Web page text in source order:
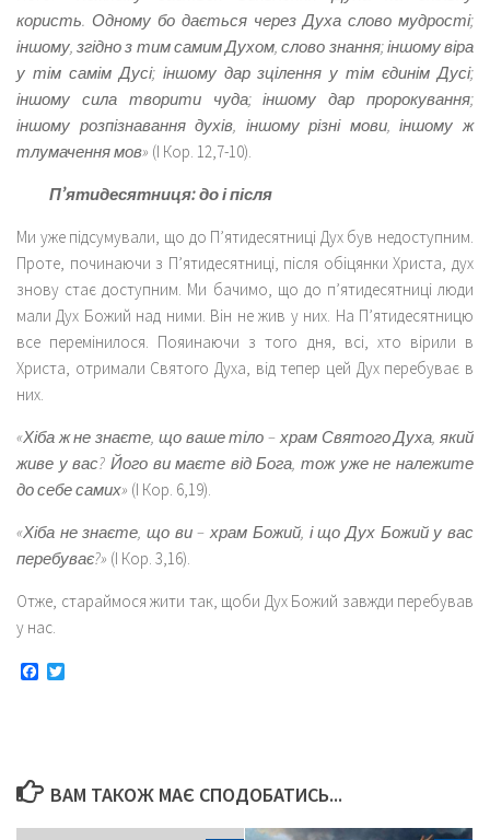
користь. Одному бо дається через Духа слово мудрості;
іншому, згідно з тим самим Духом, слово знання; іншому віра
у тім самім Дусі; іншому дар зцілення у тім єдинім Дусі;
іншому сила творити чуда; іншому дар пророкування;
іншому розпізнавання духів, іншому різні мови, іншому ж
тлумачення мов» (І Кор. 12,7-10).
П’ятидесятниця: до і після
Ми уже підсумували, що до П’ятидесятниці Дух був недоступним.
Проте, починаючи з П’ятидесятниці, після обіцянки Христа, дух
знову стає доступним. Ми бачимо, що до п’ятидесятниці люди
мали Дух Божий над ними. Він не жив у них. На П’ятидесятницю
все перемінилося. Пояинаючи з того дня, всі, хто вірили в
Христа, отримали Святого Духа, від тепер цей Дух перебуває в
них.
«Хіба ж не знаєте, що ваше тіло – храм Святого Духа, який
живе у вас? Його ви маєте від Бога, тож уже не належите
до себе самих» (І Кор. 6,19).
«Хіба не знаєте, що ви – храм Божий, і що Дух Божий у вас
перебуває?» (І Кор. 3,16).
Отже, стараймося жити так, щоби Дух Божий завжди перебував
у нас.
Facebook
ВАМ ТАКОЖ МАЄ СПОДОБАТИСЬ...